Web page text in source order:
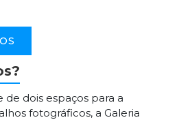
dois espaços para a
fotográficos, a Galeria